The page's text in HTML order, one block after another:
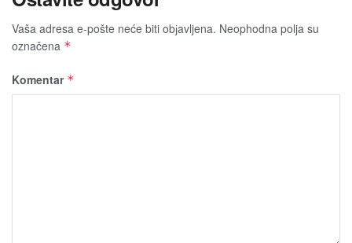
Vaša adresa e-pošte neće biti obјavljena. Neophodna polja su
označena *
Komentar *